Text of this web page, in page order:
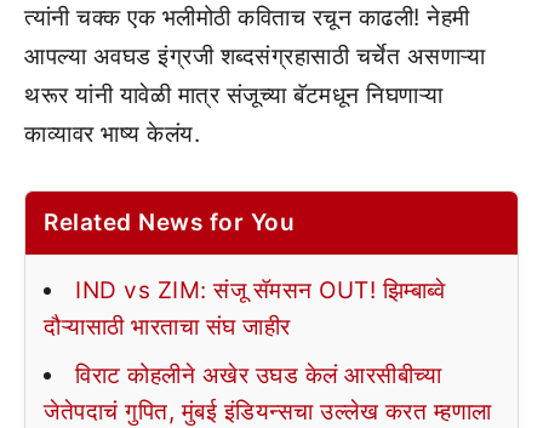
त्यांनी चक्क एक भलीमोठी कविताच रचून काढली! नेहमी
आपल्या अवघड इंग्रजी शब्दसंग्रहासाठी चर्चेत असणाऱ्या
थरूर यांनी यावेळी मात्र संजूच्या बॅटमधून निघणाऱ्या
काव्यावर भाष्य केलंय.
Related News for You
IND vs ZIM: संजू सॅमसन OUT! झिम्बाब्वे
दौऱ्यासाठी भारताचा संघ जाहीर
विराट कोहलीने अखेर उघड केलं आरसीबीच्या
जेतेपदाचं गुपित, मुंबई इंडियन्सचा उल्लेख करत म्हणाला